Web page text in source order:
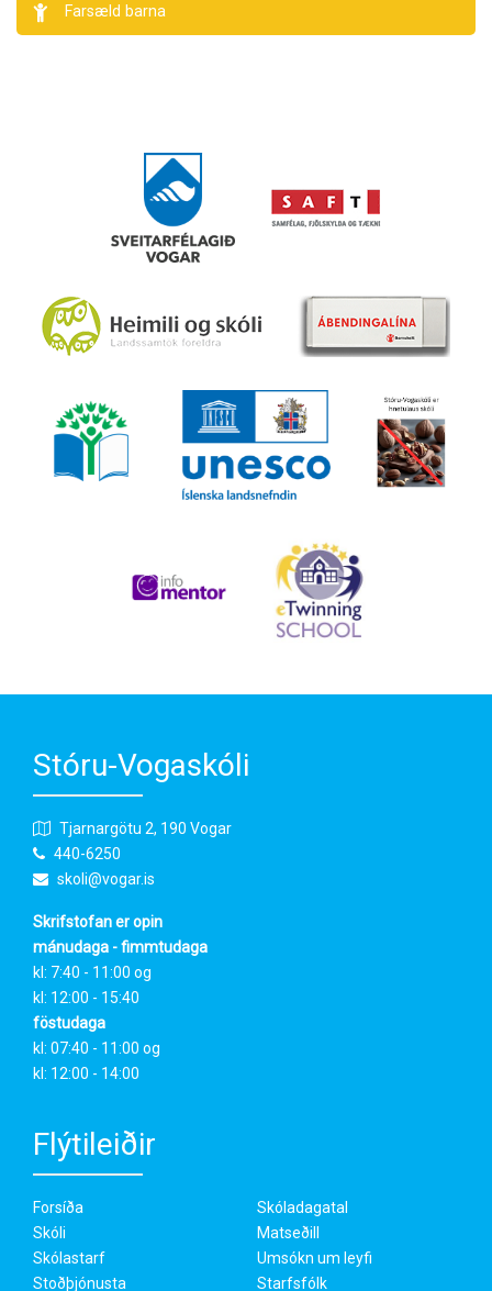
Farsæld barna
Stóru-Vogaskóli
Tjarnargötu 2, 190 Vogar
440-6250
skoli@vogar.is
Skrifstofan er opin
mánudaga - fimmtudaga
kl: 7:40 - 11:00 og
kl: 12:00 - 15:40
föstudaga
kl: 07:40 - 11:00 og
kl: 12:00 - 14:00
Flýtileiðir
Forsíða
Skóli
Skólastarf
Stoðþjónusta
Skóladagatal
Matseðill
Umsókn um leyfi
Starfsfólk